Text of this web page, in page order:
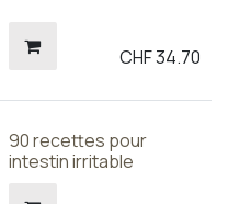
CHF34.70
90 recettes pour
intestin irritable